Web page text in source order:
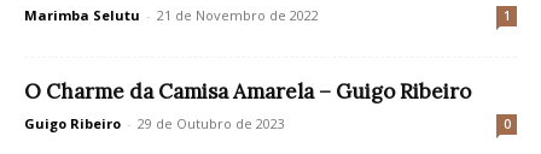
Marimba Selutu - 21 de Novembro de 2022 1
O Charme da Camisa Amarela – Guigo Ribeiro
Guigo Ribeiro - 29 de Outubro de 2023 0